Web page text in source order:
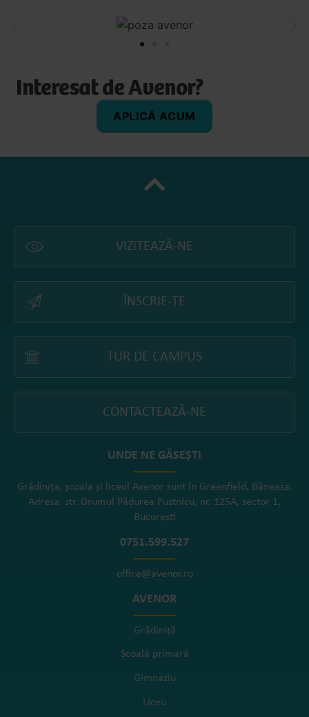
Interesat de Avenor?
APLICĂ ACUM
VIZITEAZĂ-NE
ÎNSCRIE-TE
TUR DE CAMPUS
CONTACTEAZĂ-NE
UNDE NE GĂSEȘTI
Grădinița, școala și liceul Avenor sunt în Greenfield, Băneasa.
Adresa: str. Drumul Pădurea Pustnicu, nr. 125A, sector 1,
București
0751.599.527
office@avenor.ro
AVENOR
Grădiniță
Școală primară
Gimnaziu
Liceu